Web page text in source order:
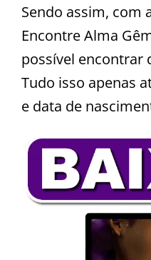
Sendo assim, com
Encontre Alma
possível encontrar
Tudo isso apenas
e data de